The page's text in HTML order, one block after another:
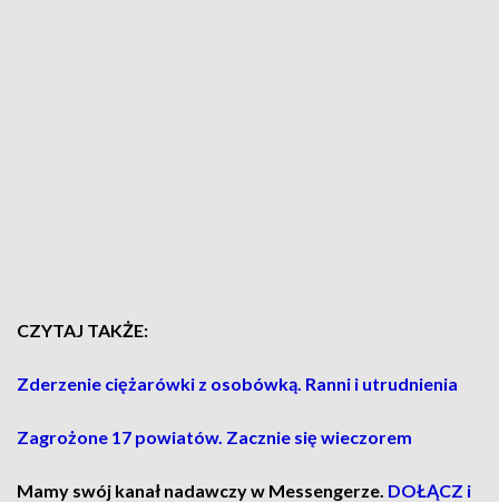
CZYTAJ TAKŻE:
Zderzenie ciężarówki z osobówką. Ranni i utrudnienia
Zagrożone 17 powiatów. Zacznie się wieczorem
Mamy swój kanał nadawczy w Messengerze. DOŁĄCZ i